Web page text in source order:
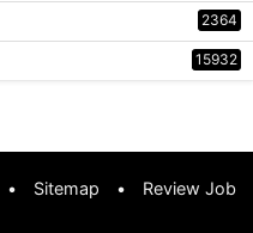
2364
15932
• Sitemap • Review Job